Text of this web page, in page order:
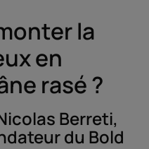
la
en
rasé ?
Berreti,
du Bold